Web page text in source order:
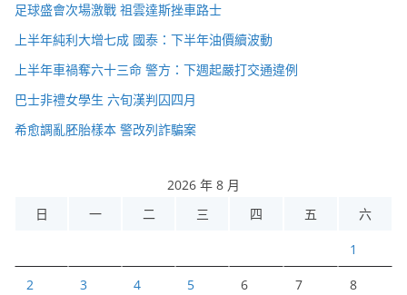
足球盛會次場激戰 祖雲達斯挫車路士
上半年純利大增七成 國泰：下半年油價續波動
上半年車禍奪六十三命 警方：下週起嚴打交通違例
巴士非禮女學生 六旬漢判囚四月
希愈調亂胚胎樣本 警改列詐騙案
2026 年 8 月
日
一 二 三 四 五 六
1
2 3 4 5 6 7 8